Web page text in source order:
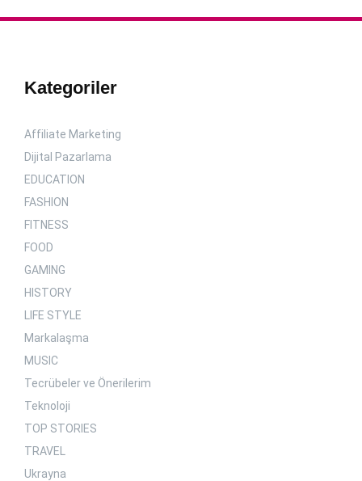
Kategoriler
Affiliate Marketing
Dijital Pazarlama
EDUCATION
FASHION
FITNESS
FOOD
GAMING
HISTORY
LIFE STYLE
Markalaşma
MUSIC
Tecrübeler ve Önerilerim
Teknoloji
TOP STORIES
TRAVEL
Ukrayna